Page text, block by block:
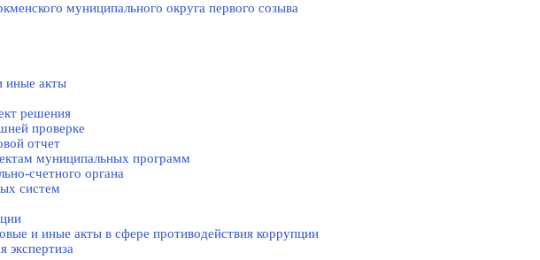
муниципального округа первого созыва
иные акты
решения
проверке
отчет
муниципальных программ
счетного органа
систем
и иные акты в сфере противодействия коррупции
экспертиза